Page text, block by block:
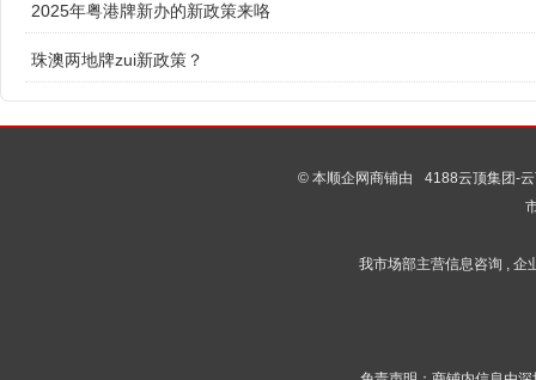
2025年粤港牌新办的新政策来咯
珠澳两地牌zui新政策？
© 本顺企网商铺由
4188云顶集团-
我市场部主营信息咨询 , 企